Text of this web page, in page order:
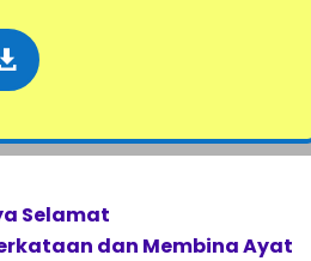
Selamat
dan Membina Ayat